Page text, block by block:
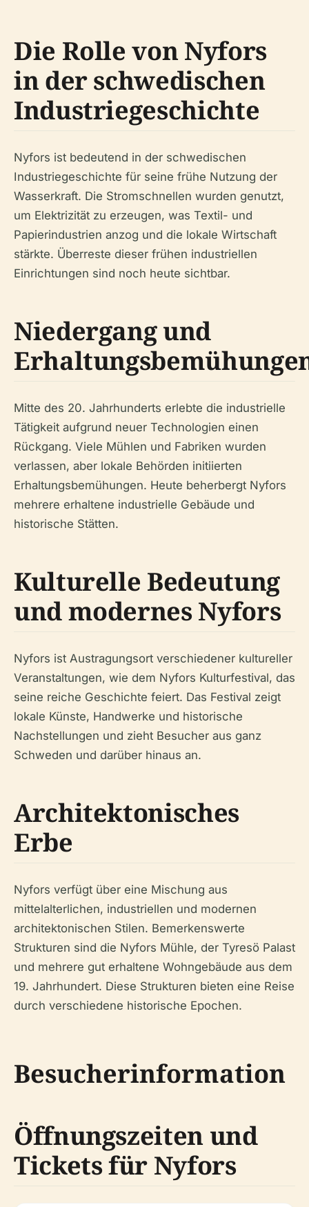
Die Rolle von Nyfors
in der schwedischen
Industriegeschichte
Nyfors ist bedeutend in der schwedischen
Industriegeschichte für seine frühe Nutzung der
Wasserkraft. Die Stromschnellen wurden genutzt,
um Elektrizität zu erzeugen, was Textil- und
Papierindustrien anzog und die lokale Wirtschaft
stärkte. Überreste dieser frühen industriellen
Einrichtungen sind noch heute sichtbar.
Niedergang und
Mitte des 20. Jahrhunderts erlebte die industrielle
Tätigkeit aufgrund neuer Technologien einen
Rückgang. Viele Mühlen und Fabriken wurden
verlassen, aber lokale Behörden initiierten
Erhaltungsbemühungen. Heute beherbergt Nyfors
mehrere erhaltene industrielle Gebäude und
historische Stätten.
Kulturelle Bedeutung
und modernes Nyfors
Nyfors ist Austragungsort verschiedener kultureller
Veranstaltungen, wie dem Nyfors Kulturfestival, das
seine reiche Geschichte feiert. Das Festival zeigt
lokale Künste, Handwerke und historische
Nachstellungen und zieht Besucher aus ganz
Schweden und darüber hinaus an.
Architektonisches
Erbe
Nyfors verfügt über eine Mischung aus
mittelalterlichen, industriellen und modernen
architektonischen Stilen. Bemerkenswerte
Strukturen sind die Nyfors Mühle, der Tyresö Palast
und mehrere gut erhaltene Wohngebäude aus dem
19. Jahrhundert. Diese Strukturen bieten eine Reise
durch verschiedene historische Epochen.
Besucherinformation
Öffnungszeiten und
Tickets für Nyfors